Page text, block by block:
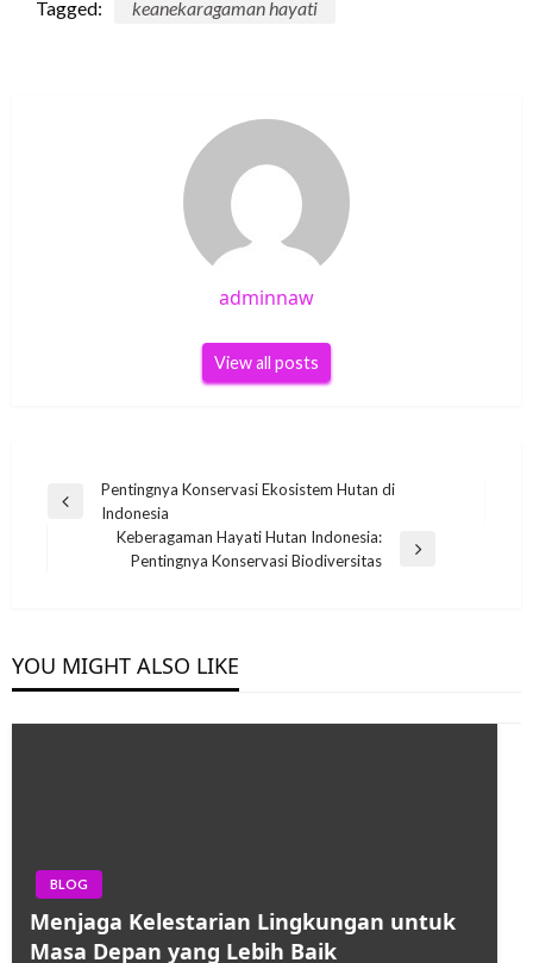
Tagged: keanekaragaman hayati
adminnaw
View all posts
Post
navigation
Previous
Pentingnya Konservasi Ekosistem Hutan di
Indonesia
Keberagaman Hayati Hutan Indonesia:
Pentingnya Konservasi Biodiversitas
YOU MIGHT ALSO LIKE
BLOG
Menjaga Kelestarian Lingkungan untuk
Masa Depan yang Lebih Baik